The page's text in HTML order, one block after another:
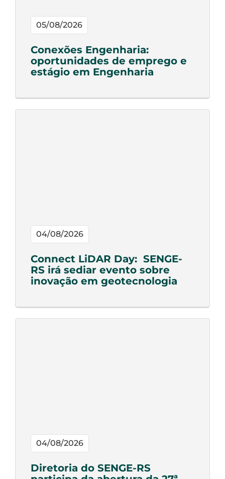
05/08/2026
Conexões Engenharia:
oportunidades de emprego e
estágio em Engenharia
04/08/2026
Connect LiDAR Day: SENGE-
RS irá sediar evento sobre
inovação em geotecnologia
04/08/2026
Diretoria do SENGE-RS